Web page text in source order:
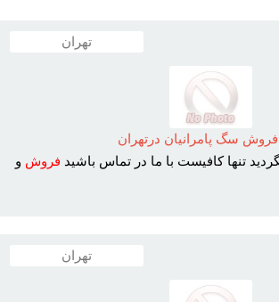
تهران
فروش سگ پامرانيان درتهران
تنها کافيست با ما در تماس باشيد فروش و
تهران